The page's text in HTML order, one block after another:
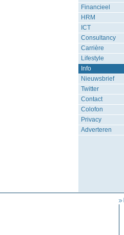
Financieel
HRM
ICT
Consultancy
Carrière
Lifestyle
Info
Nieuwsbrief
Twitter
Contact
Colofon
Privacy
Adverteren